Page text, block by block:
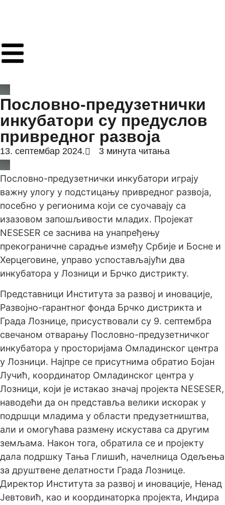
Пословно-предузетнички
инкубатори су предуслов
привредног развоја
13. септембар 2024. 3 минута читања
Пословно-предузетнички инкубатори играју
важну улогу у подстицању привредног развоја,
посебно у регионима који се суочавају са
изазовом запошљивости младих. Пројекат
NESESER се заснива на унапређењу
прекограничне сарадње између Србије и Босне и
Херцеговине, управо успостављајући два
инкубатора у Лозници и Брчко дистрикту.
Представници Института за развој и иновације,
Развојно-гарантног фонда Брчко дистрикта и
Града Лознице, присуствовали су 9. септембра
свечаном отварању Пословно-предузетничког
инкубатора у просторијама Омладинског центра
у Лозници. Најпре се присутнима обратио Бојан
Лучић, координатор Омладинског центра у
Лозници, који је истакао значај пројекта NESESER,
наводећи да он представља велики искорак у
подршци младима у области предузетништва,
али и омогућава размену искустава са другим
земљама. Након тога, обратила се и пројекту
дала подршку Тања Глишић, начелница Одељења
за друштвене делатности Града Лознице.
Директор Института за развој и иновације, Ненад
Јевтовић, као и координаторка пројекта, Индира